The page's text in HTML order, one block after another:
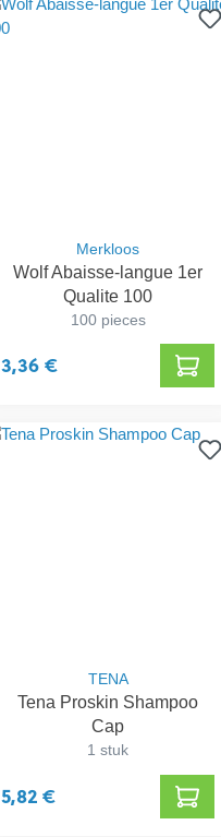
Merkloos
Wolf Abaisse-langue 1er
Qualite 100
100 pieces
3,36 €
TENA
Tena Proskin Shampoo
Cap
1 stuk
5,82 €